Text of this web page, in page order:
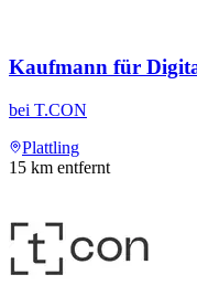
Kaufmann für
bei T.CON
Plattling
15 km entfernt